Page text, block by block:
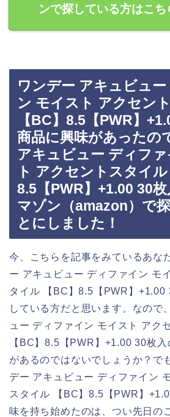
ンで探している方はこち
ワンデー アキュビュ
ン モイスト アクセン
【BC】8.5【PWR】
商品に興味があったの
アキュビュー ディフ
ト アクセントスタイル
8.5【PWR】+1.00 30
マゾン（amazon）で
とにしました！
今、こちらを記事をみているあな
ー アキュビュー ディファイン モ
タイル 【BC】8.5【PWR】+1.00
している方だと思います。なので
ュー ディファイン モイスト アク
【BC】8.5【PWR】+1.00 30枚
があるのではないでしょうか？で
デー アキュビュー ディファイン
スタイル 【BC】8.5【PWR】
味を持ち始めたのは、つい先日の